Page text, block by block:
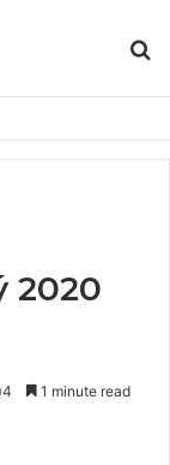
2020
1 minute read